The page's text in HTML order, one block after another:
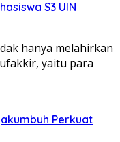
S3 UIN
hanya melahirkan
yaitu para
Perkuat